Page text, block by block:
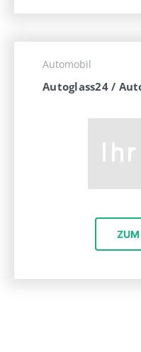
Automobil
Autoglass24 /
ZUM